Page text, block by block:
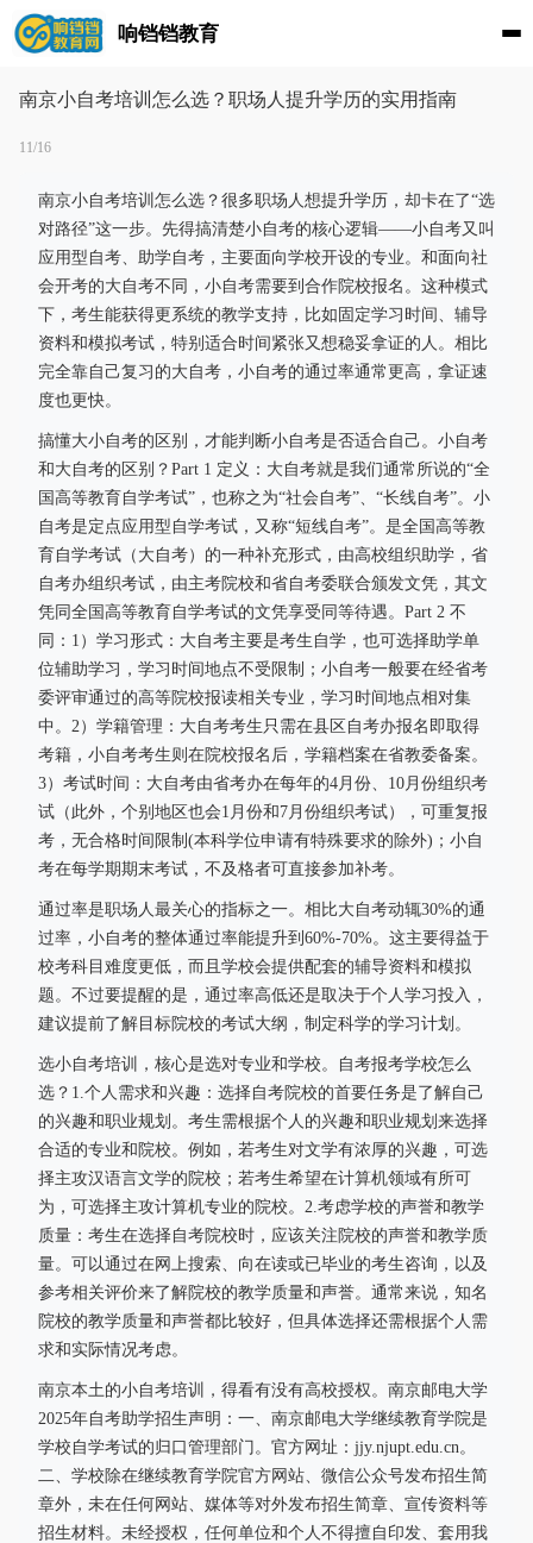
响铛铛教育
南京小自考培训怎么选？职场人提升学历的实用指南
11/16
南京小自考培训怎么选？很多职场人想提升学历，却卡在了“选
对路径”这一步。先得搞清楚小自考的核心逻辑——小自考又叫
应用型自考、助学自考，主要面向学校开设的专业。和面向社
会开考的大自考不同，小自考需要到合作院校报名。这种模式
下，考生能获得更系统的教学支持，比如固定学习时间、辅导
资料和模拟考试，特别适合时间紧张又想稳妥拿证的人。相比
完全靠自己复习的大自考，小自考的通过率通常更高，拿证速
度也更快。
搞懂大小自考的区别，才能判断小自考是否适合自己。小自考
和大自考的区别？Part 1 定义：大自考就是我们通常所说的“全
国高等教育自学考试”，也称之为“社会自考”、“长线自考”。小
自考是定点应用型自学考试，又称“短线自考”。是全国高等教
育自学考试（大自考）的一种补充形式，由高校组织助学，省
自考办组织考试，由主考院校和省自考委联合颁发文凭，其文
凭同全国高等教育自学考试的文凭享受同等待遇。Part 2 不
同：1）学习形式：大自考主要是考生自学，也可选择助学单
位辅助学习，学习时间地点不受限制；小自考一般要在经省考
委评审通过的高等院校报读相关专业，学习时间地点相对集
中。2）学籍管理：大自考考生只需在县区自考办报名即取得
考籍，小自考考生则在院校报名后，学籍档案在省教委备案。
3）考试时间：大自考由省考办在每年的4月份、10月份组织考
试（此外，个别地区也会1月份和7月份组织考试），可重复报
考，无合格时间限制(本科学位申请有特殊要求的除外)；小自
考在每学期期末考试，不及格者可直接参加补考。
通过率是职场人最关心的指标之一。相比大自考动辄30%的通
过率，小自考的整体通过率能提升到60%-70%。这主要得益于
校考科目难度更低，而且学校会提供配套的辅导资料和模拟
题。不过要提醒的是，通过率高低还是取决于个人学习投入，
建议提前了解目标院校的考试大纲，制定科学的学习计划。
选小自考培训，核心是选对专业和学校。自考报考学校怎么
选？1.个人需求和兴趣：选择自考院校的首要任务是了解自己
的兴趣和职业规划。考生需根据个人的兴趣和职业规划来选择
合适的专业和院校。例如，若考生对文学有浓厚的兴趣，可选
择主攻汉语言文学的院校；若考生希望在计算机领域有所可
为，可选择主攻计算机专业的院校。2.考虑学校的声誉和教学
质量：考生在选择自考院校时，应该关注院校的声誉和教学质
量。可以通过在网上搜索、向在读或已毕业的考生咨询，以及
参考相关评价来了解院校的教学质量和声誉。通常来说，知名
院校的教学质量和声誉都比较好，但具体选择还需根据个人需
求和实际情况考虑。
南京本土的小自考培训，得看有没有高校授权。南京邮电大学
2025年自考助学招生声明：一、南京邮电大学继续教育学院是
学校自学考试的归口管理部门。官方网址：jjy.njupt.edu.cn。
二、学校除在继续教育学院官方网站、微信公众号发布招生简
章外，未在任何网站、媒体等对外发布招生简章、宣传资料等
招生材料。未经授权，任何单位和个人不得擅自印发、套用我